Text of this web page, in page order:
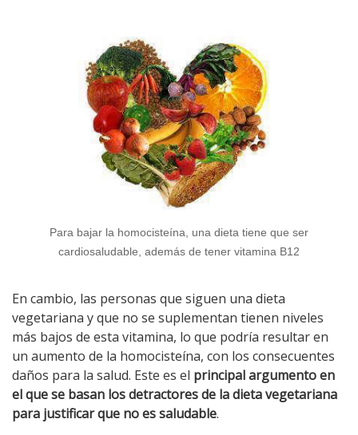
Para bajar la homocisteína, una dieta tiene que ser
cardiosaludable, además de tener vitamina B12
En cambio, las personas que siguen una dieta
vegetariana y que no se suplementan tienen niveles
más bajos de esta vitamina, lo que podría resultar en
un aumento de la homocisteína, con los consecuentes
daños para la salud. Este es el principal argumento en
el que se basan los detractores de la dieta vegetariana
para justificar que no es saludable.